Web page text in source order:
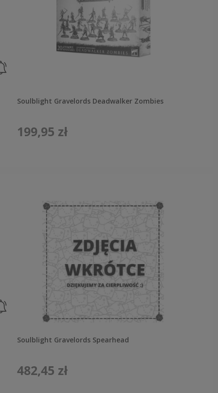
Soulblight Gravelords Deadwalker Zombies
199,95 zł
Soulblight Gravelords Spearhead
482,45 zł